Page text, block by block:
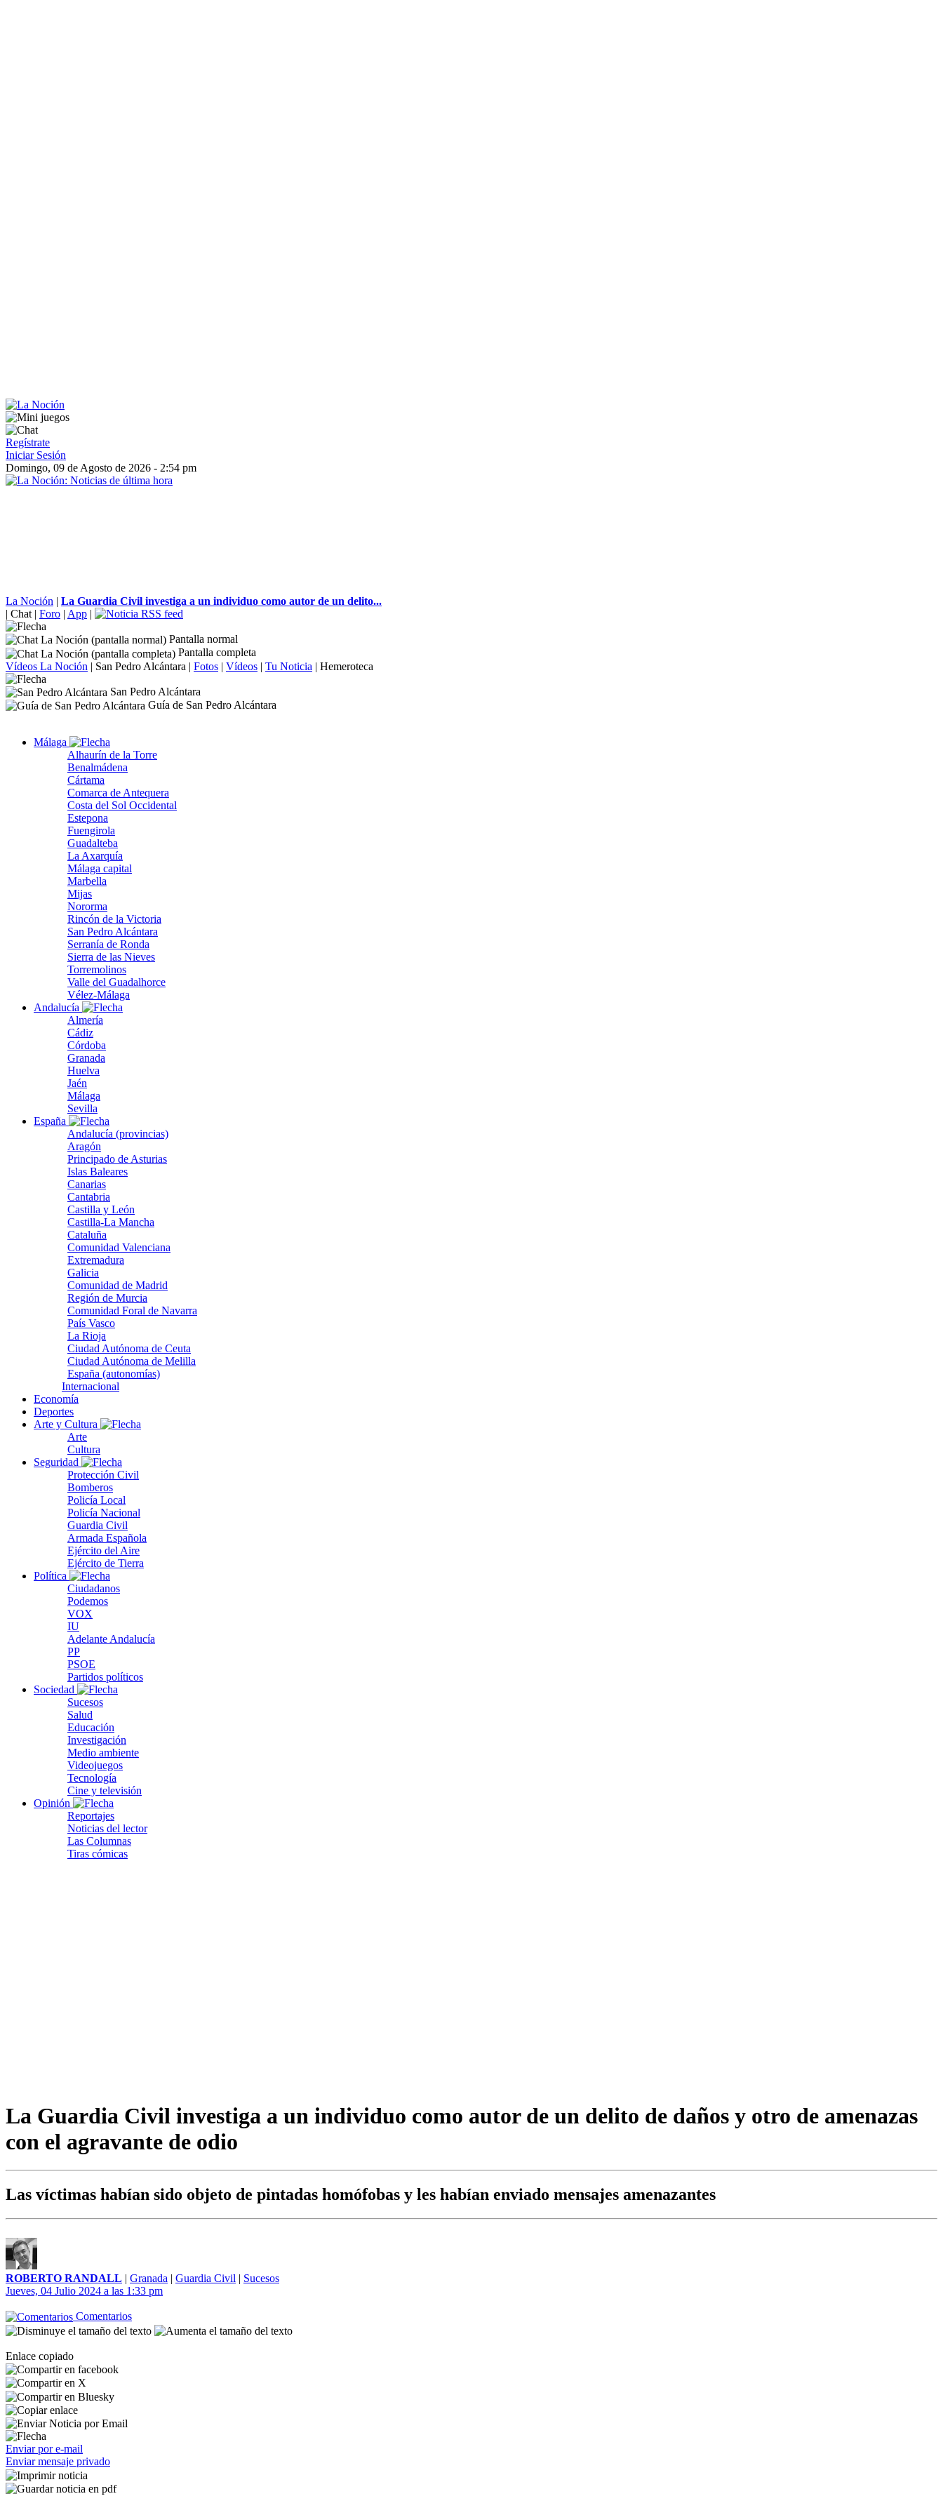
Regístrate
Iniciar Sesión
Domingo, 09 de Agosto de 2026 - 2:54 pm
La Noción | La Guardia Civil investiga a un individuo como autor de un delito...
| Chat | Foro | App |
Pantalla normal
Pantalla completa
Vídeos La Noción | San Pedro Alcántara | Fotos | Vídeos | Tu Noticia | Hemeroteca
San Pedro Alcántara
Guía de San Pedro Alcántara
Málaga
Alhaurín de la Torre
Benalmádena
Cártama
Comarca de Antequera
Costa del Sol Occidental
Estepona
Fuengirola
Guadalteba
La Axarquía
Málaga capital
Marbella
Mijas
Nororma
Rincón de la Victoria
San Pedro Alcántara
Serranía de Ronda
Sierra de las Nieves
Torremolinos
Valle del Guadalhorce
Vélez-Málaga
Andalucía
Almería
Cádiz
Córdoba
Granada
Huelva
Jaén
Málaga
Sevilla
España
Andalucía (provincias)
Aragón
Principado de Asturias
Islas Baleares
Canarias
Cantabria
Castilla y León
Castilla-La Mancha
Cataluña
Comunidad Valenciana
Extremadura
Galicia
Comunidad de Madrid
Región de Murcia
Comunidad Foral de Navarra
País Vasco
La Rioja
Ciudad Autónoma de Ceuta
Ciudad Autónoma de Melilla
España (autonomías)
Internacional
Economía
Deportes
Arte y Cultura
Arte
Cultura
Seguridad
Protección Civil
Bomberos
Policía Local
Policía Nacional
Guardia Civil
Armada Española
Ejército del Aire
Ejército de Tierra
Política
Ciudadanos
Podemos
VOX
IU
Adelante Andalucía
PP
PSOE
Partidos políticos
Sociedad
Sucesos
Salud
Educación
Investigación
Medio ambiente
Videojuegos
Tecnología
Cine y televisión
Opinión
Reportajes
Noticias del lector
Las Columnas
Tiras cómicas
La Guardia Civil investiga a un individuo como autor de un delito de daños y otro de amenazas
con el agravante de odio
Las víctimas habían sido objeto de pintadas homófobas y les habían enviado mensajes amenazantes
ROBERTO RANDALL | Granada | Guardia Civil | Sucesos
Jueves, 04 Julio 2024 a las 1:33 pm
Comentarios
Enlace copiado
Enviar por e-mail
Enviar mensaje privado